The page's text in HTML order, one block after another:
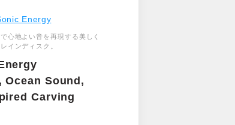
Energy
心地よい音を再現する美しく
インディスク。
Ocean Sound,
Carving